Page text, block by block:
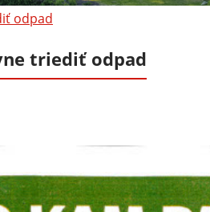
odpad
triediť odpad